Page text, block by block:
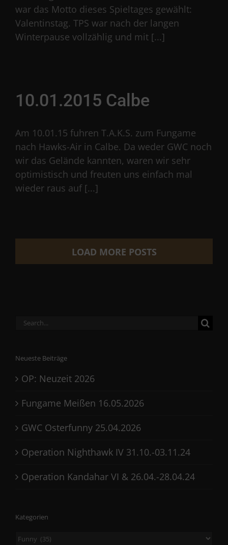
war das Motto dieses Spieltages gewählt:
Valentinstag. TPS war nach der langen
Winterpause vollzählig und mit [...]
10.01.2015 Calbe
Am 10.01.15 fuhren T.A.K.S. zum Fungame
nach Hawks-Air in Calbe. Da weder GWC noch
wir das Gelände kannten, waren wir sehr
optimistisch und freuten uns einfach mal
wieder raus auf [...]
LOAD MORE POSTS
Search
Neueste Beiträge
OP: Neuzeit 2026
Fungame Meißen 16.05.2026
GWC Osterfunny 25.04.2026
Operation Nighthawk IV 31.10.-03.11.24
Operation Kandahar VI & 26.04.-28.04.24
Kategorien
Kategorien